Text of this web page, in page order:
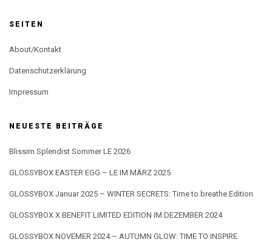
SEITEN
About/Kontakt
Datenschutzerklärung
Impressum
NEUESTE BEITRÄGE
Blissim Splendist Sommer LE 2026
GLOSSYBOX EASTER EGG – LE IM MÄRZ 2025
GLOSSYBOX Januar 2025 – WINTER SECRETS: Time to breathe Edition
GLOSSYBOX X BENEFIT LIMITED EDITION IM DEZEMBER 2024
GLOSSYBOX NOVEMER 2024 – AUTUMN GLOW: TIME TO INSPIRE